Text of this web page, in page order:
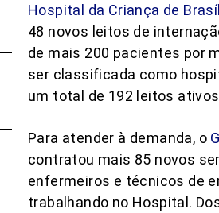
Hospital da Criança de
48 novos leitos de
de mais 200 pacientes por
ser classificada como
um total de 192 leitos
Para atender à demanda, o
contratou mais 85 novos
enfermeiros e técnicos de
trabalhando no Hospital.